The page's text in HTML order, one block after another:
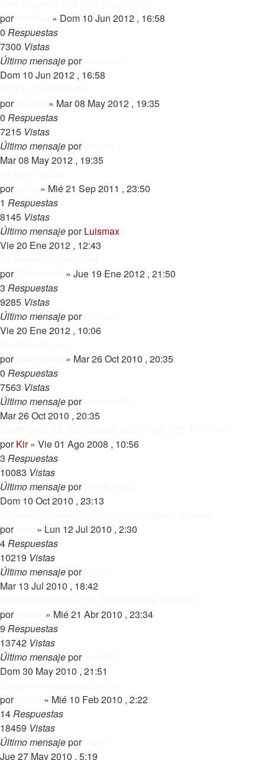
por
» Dom 10 Jun 2012 , 16:58
0 Respuestas
7300 Vistas
Último mensajepor
Dom 10 Jun 2012 , 16:58
por
» Mar 08 May 2012 , 19:35
0 Respuestas
7215 Vistas
Último mensajepor
Mar 08 May 2012 , 19:35
por
» Mié 21 Sep 2011 , 23:50
1 Respuestas
8145 Vistas
Último mensajeporLuismax
Vie 20 Ene 2012 , 12:43
por
» Jue 19 Ene 2012 , 21:50
3 Respuestas
9285 Vistas
Último mensajepor
Vie 20 Ene 2012 , 10:06
por
» Mar 26 Oct 2010 , 20:35
0 Respuestas
7563 Vistas
Último mensajepor
Mar 26 Oct 2010 , 20:35
porKir» Vie 01 Ago 2008 , 10:56
3 Respuestas
10083 Vistas
Último mensajepor
Dom 10 Oct 2010 , 23:13
por
» Lun 12 Jul 2010 , 2:30
4Respuestas
10219 Vistas
Último mensajepor
Mar 13 Jul 2010 , 18:42
por
» Mié 21 Abr 2010 , 23:34
9 Respuestas
13742 Vistas
Último mensajepor
Dom 30 May 2010 , 21:51
por
» Mié 10 Feb 2010 , 2:22
14Respuestas
18459 Vistas
Último mensajepor
Jue 27 May 2010 , 5:19